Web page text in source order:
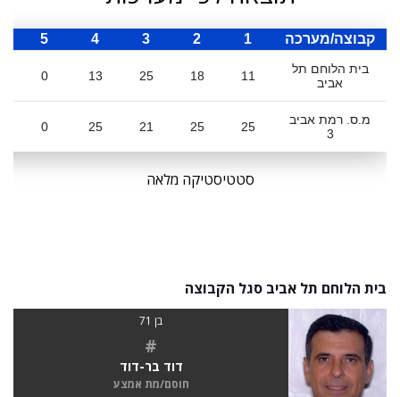
קבוצה/מערכה 1
2
3
4
5
בית הלוחם תל
אביב
11
18
25
13
0
מ.ס. רמת אביב
3
25
25
21
25
0
סטטיסטיקה מלאה
בית הלוחם תל אביב סגל הקבוצה
בן 71
#
דוד בר-דוד
חוסם/מת אמצע